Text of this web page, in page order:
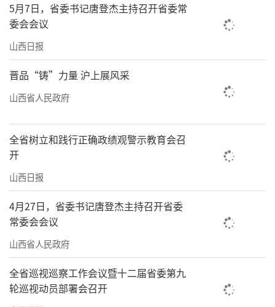
5月7日，省委书记唐登杰主持召开省委常
委会会议
山西日报
晋品“铸”力量 沪上展风采
山西省人民政府
全省树立和践行正确政绩观警示教育会召
开
山西日报
4月27日，省委书记唐登杰主持召开省委
常委会会议
山西省人民政府
全省巡视巡察工作会议暨十二届省委第九
轮巡视动员部署会召开